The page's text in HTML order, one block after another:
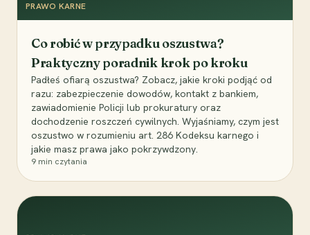
PRAWO KARNE
Co robić w przypadku oszustwa?
Praktyczny poradnik krok po kroku
Padłeś ofiarą oszustwa? Zobacz, jakie kroki podjąć od
razu: zabezpieczenie dowodów, kontakt z bankiem,
zawiadomienie Policji lub prokuratury oraz
dochodzenie roszczeń cywilnych. Wyjaśniamy, czym jest
oszustwo w rozumieniu art. 286 Kodeksu karnego i
jakie masz prawa jako pokrzywdzony.
9 min czytania